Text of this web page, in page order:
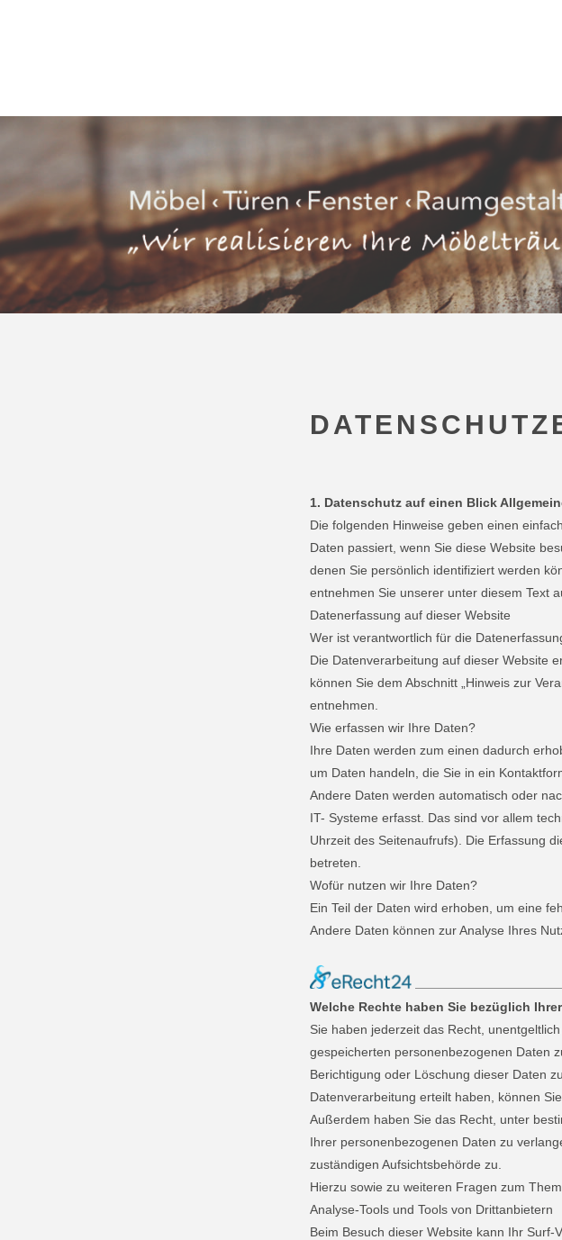
1. Datenschutz auf einen Blick
Die folgenden Hinweise geben einen
Daten passiert, wenn Sie diese Website
denen Sie persönlich identifiziert werden
entnehmen Sie unserer unter diesem Text
Datenerfassung auf dieser Website
Wer ist verantwortlich für die
Die Datenverarbeitung auf dieser Website
können Sie dem Abschnitt „Hinweis zur
entnehmen.
Wie erfassen wir Ihre Daten?
Ihre Daten werden zum einen dadurch
um Daten handeln, die Sie in ein
Andere Daten werden automatisch oder
IT- Systeme erfasst. Das sind vor allem
Uhrzeit des Seitenaufrufs). Die Erfassung
betreten.
Wofür nutzen wir Ihre Daten?
Ein Teil der Daten wird erhoben, um eine
Andere Daten können zur Analyse Ihres
Welche Rechte haben Sie bezüglich
Sie haben jederzeit das Recht,
gespeicherten personenbezogenen Daten
Berichtigung oder Löschung dieser Daten
Datenverarbeitung erteilt haben, können
Außerdem haben Sie das Recht, unter
Ihrer personenbezogenen Daten zu
zuständigen Aufsichtsbehörde zu.
Hierzu sowie zu weiteren Fragen zum
Analyse-Tools und Tools von Drittanbietern
Beim Besuch dieser Website kann Ihr